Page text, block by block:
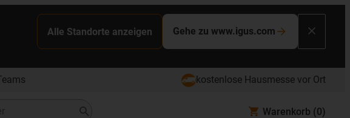
Alle Standorte anzeigen Gehe zu www.igus.com
kostenlose Hausmesse vor Ort
Warenkorb (0)